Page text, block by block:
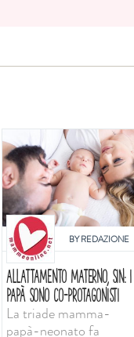
BYREDAZIONE
ALLATTAMENTO MATERNO, SIN: I
PAPÀ SONO CO-PROTAGONISTI
La triade mamma-
papà-neonato fa